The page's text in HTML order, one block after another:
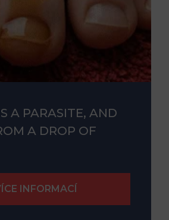
A PARASITE, AND
A DROP OF